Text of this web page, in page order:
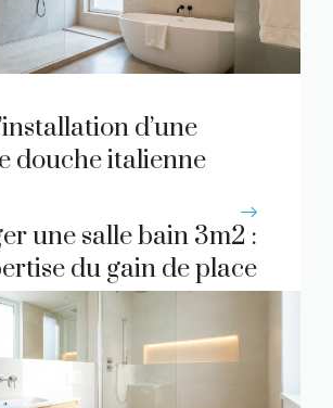
d’une
douche italienne
une salle bain 3m2 :
du gain de place